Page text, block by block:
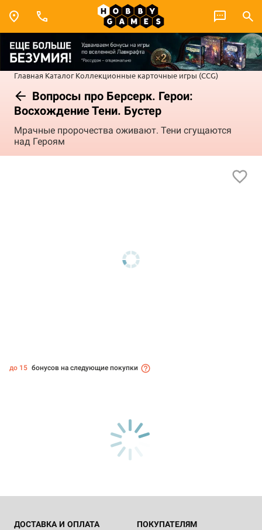
Главная Каталог Коллекционные карточные игры (CCG)
Вопросы про Берсерк. Герои:
Восхождение Тени. Бустер
Мрачные пророчества оживают. Тени сгущаются
над Героям
до 15 бонусов на следующие покупки
ДОСТАВКА И ОПЛАТА ПОКУПАТЕЛЯМ